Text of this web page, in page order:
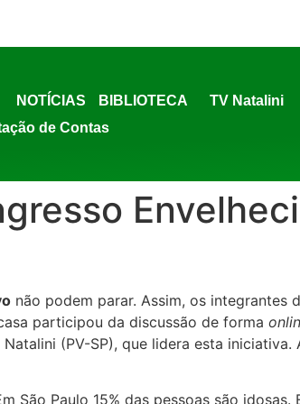
NOTÍCIAS BIBLIOTECA
TV Natalini
de Contas
não podem parar. Assim, os integrantes
participou da discussão de forma
(PV-SP), que lidera esta iniciativa.
São Paulo 15% das pessoas são